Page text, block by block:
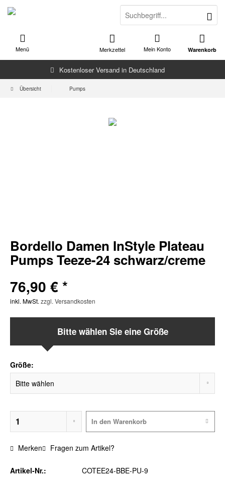
Kostenloser Versand in Deutschland
Warenkorb
Merkzettel Mein Konto
Menü
Übersicht Pumps
Bordello Damen InStyle Plateau
Pumps Teeze-24 schwarz/creme
76,90 € *
inkl. MwSt. zzgl. Versandkosten
Bitte wählen Sie eine Größe
Größe:
In den Warenkorb
Merken Fragen zum Artikel?
Artikel-Nr.: COTEE24-BBE-PU-9